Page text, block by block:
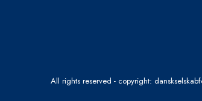
All rights reserved - copyright: